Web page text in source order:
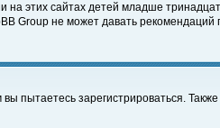
этих сайтах детей младше
Group не может давать
пытаетесь зарегистрироваться.